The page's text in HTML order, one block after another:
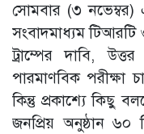
সোমবার (৩ নভেম্বর)
সংবাদমাধ্যম টিআরটি
ট্রাম্পের দাবি,
পারমাণবিক পরীক্ষা
কিন্তু প্রকাশ্যে কিছু
জনপ্রিয় অনুষ্ঠান ৬০